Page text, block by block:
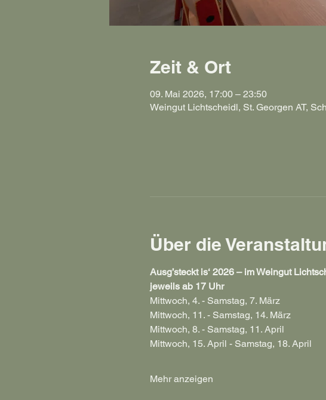
Zeit & Ort
09. Mai 2026, 17:00 – 23:50
Weingut Lichtscheidl, St. Georgen AT,
Über die
Ausg’steckt is‘ 2026 – im Weingut
jeweils ab 17 Uhr
Mittwoch, 4. - Samstag, 7. März
Mittwoch, 11. - Samstag, 14. März
Mittwoch, 8. - Samstag, 11. April
Mittwoch, 15. April - Samstag, 18. April
Mehr anzeigen